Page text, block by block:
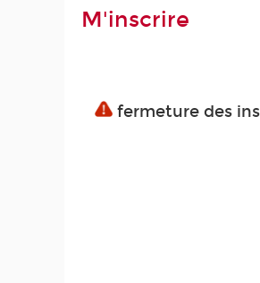
M'inscrire
fermeture des